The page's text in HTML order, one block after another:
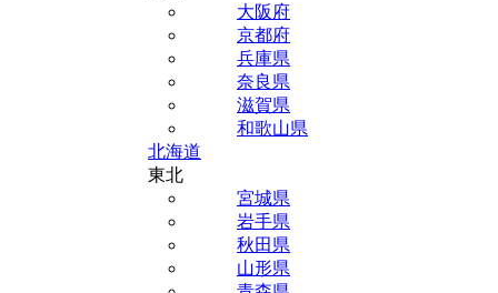
大阪府
京都府
兵庫県
奈良県
滋賀県
和歌山県
北海道
東北
宮城県
岩手県
秋田県
山形県